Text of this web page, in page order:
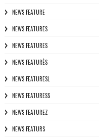
NEWS FEATURE
NEWS FEATURES
NEWS FEATURES
NEWS FEATURÈS
NEWS FEATURESL
NEWS FEATURESS
NEWS FEATUREZ
NEWS FEATURS